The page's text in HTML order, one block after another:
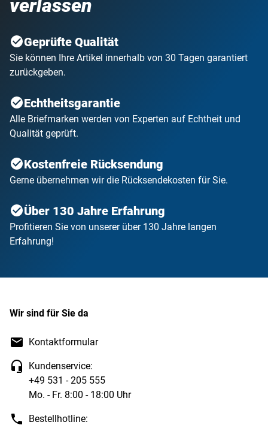
verlassen
Geprüfte Qualität
Sie können Ihre Artikel innerhalb von 30 Tagen garantiert
zurückgeben.
Echtheitsgarantie
Alle Briefmarken werden von Experten auf Echtheit und
Qualität geprüft.
Kostenfreie Rücksendung
Gerne übernehmen wir die Rücksendekosten für Sie.
Über 130 Jahre Erfahrung
Profitieren Sie von unserer über 130 Jahre langen
Erfahrung!
Wir sind für Sie da
Kontaktformular
Kundenservice:
+49 531 - 205 555
Mo. - Fr. 8:00 - 18:00 Uhr
Bestellhotline: